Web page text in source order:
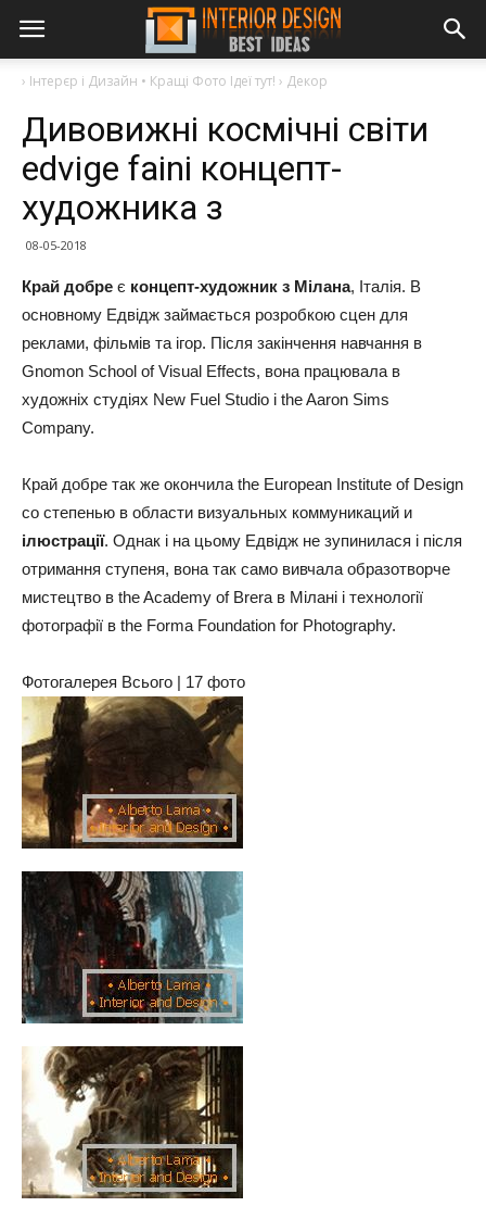
› Інтерєр і Дизайн • Кращі Фото Ідеї тут! › Декор
Дивовижні космічні світи
edvige faini концепт-
художника з
08-05-2018
Край добре є концепт-художник з Мілана, Італія. В
основному Едвідж займається розробкою сцен для
реклами, фільмів та ігор. Після закінчення навчання в
Gnomon School of Visual Effects, вона працювала в
художніх студіях New Fuel Studio і the Aaron Sims
Company.
Край добре так же окончила the European Institute of Design
со степенью в области визуальных коммуникаций и
ілюстрації. Однак і на цьому Едвідж не зупинилася і після
отримання ступеня, вона так само вивчала образотворче
мистецтво в the Academy of Brera в Мілані і технології
фотографії в the Forma Foundation for Photography.
Фотогалерея Всього | 17 фото